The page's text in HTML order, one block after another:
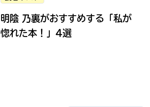
明陰 乃裏がおすすめする 「私が
惚れた本！」4選
に
エ